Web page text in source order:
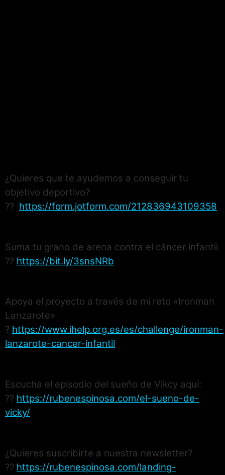
¿Quieres que te ayudemos a conseguir tu
objetivo deportivo?
?? https://form.jotform.com/212836943109358
Suma tu grano de arena contra el cáncer infantil
?? https://bit.ly/3snsNRb
Apoya el proyecto a través de mi reto «Ironman
Lanzarote»
? https://www.ihelp.org.es/es/challenge/ironman-
lanzarote-cancer-infantil
Escucha el episodio del sueño de Vikcy aquí:
?? https://rubenespinosa.com/el-sueno-de-
vicky/
¿Quieres suscribirte a nuestra newsletter?
?? https://rubenespinosa.com/landing-